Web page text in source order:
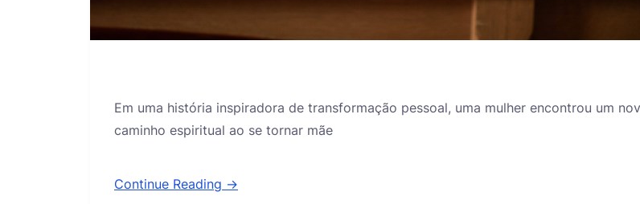
Em uma história inspiradora de transformação pessoal, uma mulher encontrou um
caminho espiritual ao se tornar mãe
Continue Reading →